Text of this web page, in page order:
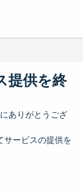
提供を終
ありがとうござ
サービスの提供を